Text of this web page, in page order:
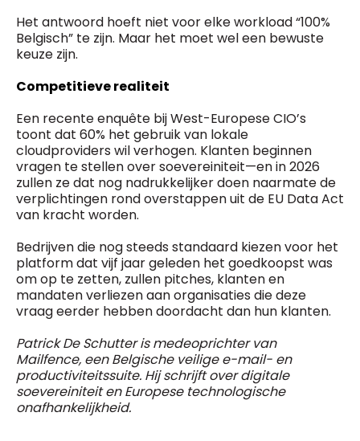
Het antwoord hoeft niet voor elke workload “100%
Belgisch” te zijn. Maar het moet wel een bewuste
keuze zijn.
Competitieve realiteit
Een recente enquête bij West-Europese CIO’s
toont dat 60% het gebruik van lokale
cloudproviders wil verhogen. Klanten beginnen
vragen te stellen over soevereiniteit—en in 2026
zullen ze dat nog nadrukkelijker doen naarmate de
verplichtingen rond overstappen uit de EU Data Act
van kracht worden.
Bedrijven die nog steeds standaard kiezen voor het
platform dat vijf jaar geleden het goedkoopst was
om op te zetten, zullen pitches, klanten en
mandaten verliezen aan organisaties die deze
vraag eerder hebben doordacht dan hun klanten.
Patrick De Schutter is medeoprichter van
Mailfence, een Belgische veilige e-mail- en
productiviteitssuite. Hij schrijft over digitale
soevereiniteit en Europese technologische
onafhankelijkheid.